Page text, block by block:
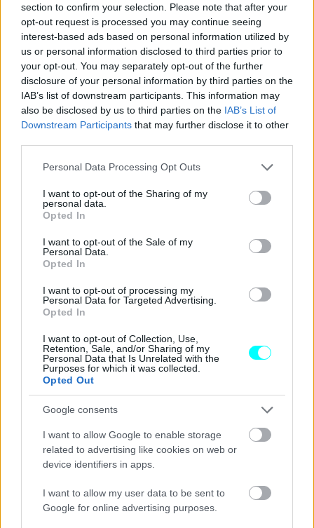
section to confirm your selection. Please note that after your
opt-out request is processed you may continue seeing
interest-based ads based on personal information utilized by
us or personal information disclosed to third parties prior to
your opt-out. You may separately opt-out of the further
disclosure of your personal information by third parties on the
IAB’s list of downstream participants. This information may
also be disclosed by us to third parties on the IAB’s List of
Downstream Participants that may further disclose it to other
Please note that this website/app uses one or more Google
not limited to your visit or usage behaviour. You may click to
grant or deny consent to Google and its third-party tags to
use your data for below specified purposes in below Google
consent section.
Personal Data Processing Opt Outs
I want to opt-out of the Sharing of my
personal data.
Opted In
I want to opt-out of the Sale of my
Personal Data.
Opted In
I want to opt-out of processing my
Personal Data for Targeted Advertising.
Opted In
I want to opt-out of Collection, Use,
Retention, Sale, and/or Sharing of my
Personal Data that Is Unrelated with the
Purposes for which it was collected.
Opted Out
Google consents
I want to allow Google to enable storage
related to advertising like cookies on web or
device identifiers in apps.
I want to allow my user data to be sent to
Google for online advertising purposes.
μάσκα με ενσωματωμένα LED, πλαϊνά
προστατευτικά, φουσκωμένα φτερά
, ποδιές με
φινίρισμα αλουμινίου και αεροδυναμικό προστατευτικό
στο καπό για μεγαλύτερη αντοχή σε δύσβατα εδάφη. Το
σύνολο ολοκληρώνεται μενέες ζάντες 18 ιντσών σε
απόχρωση Matte Olive.